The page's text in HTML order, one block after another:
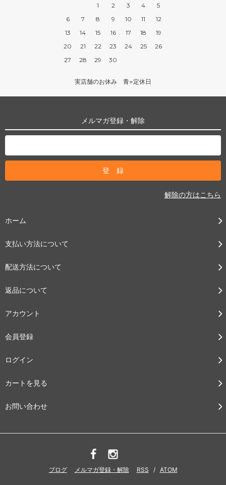
1
2 3 4
5
6
7 8 9 10 11
12
13
14 15 16 17 18
19
20
21 22 23 24 25
26
27
28 29 30
実店舗のお休み 青=定休日
メルマガ登録・解除
解除の方はこちら
ホーム
支払い方法について
配送方法について
返品について
アカウント
会員登録
ログイン
カートを見る
お問い合わせ
ブログ メルマガ登録・解除 RSS / ATOM